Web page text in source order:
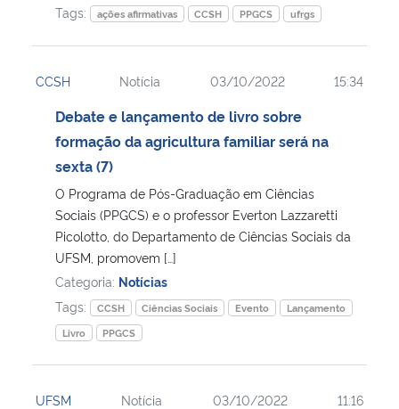
Tags:
ações afirmativas CCSH PPGCS ufrgs
CCSH Notícia 03/10/2022 15:34
Debate e lançamento de livro sobre
formação da agricultura familiar será na
sexta (7)
O Programa de Pós-Graduação em Ciências
Sociais (PPGCS) e o professor Everton Lazzaretti
Picolotto, do Departamento de Ciências Sociais da
UFSM, promovem […]
Categoria: Notícias
Tags:
CCSH Ciências Sociais Evento
Lançamento
Livro
PPGCS
UFSM Notícia 03/10/2022 11:16